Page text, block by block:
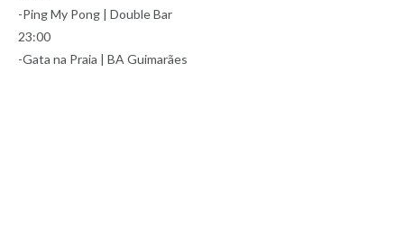
-Ping My Pong | Double Bar
23:00
-Gata na Praia | BA Guimarães